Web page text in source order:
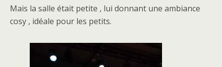
Mais la salle était petite , lui donnant une ambiance
cosy , idéale pour les petits.